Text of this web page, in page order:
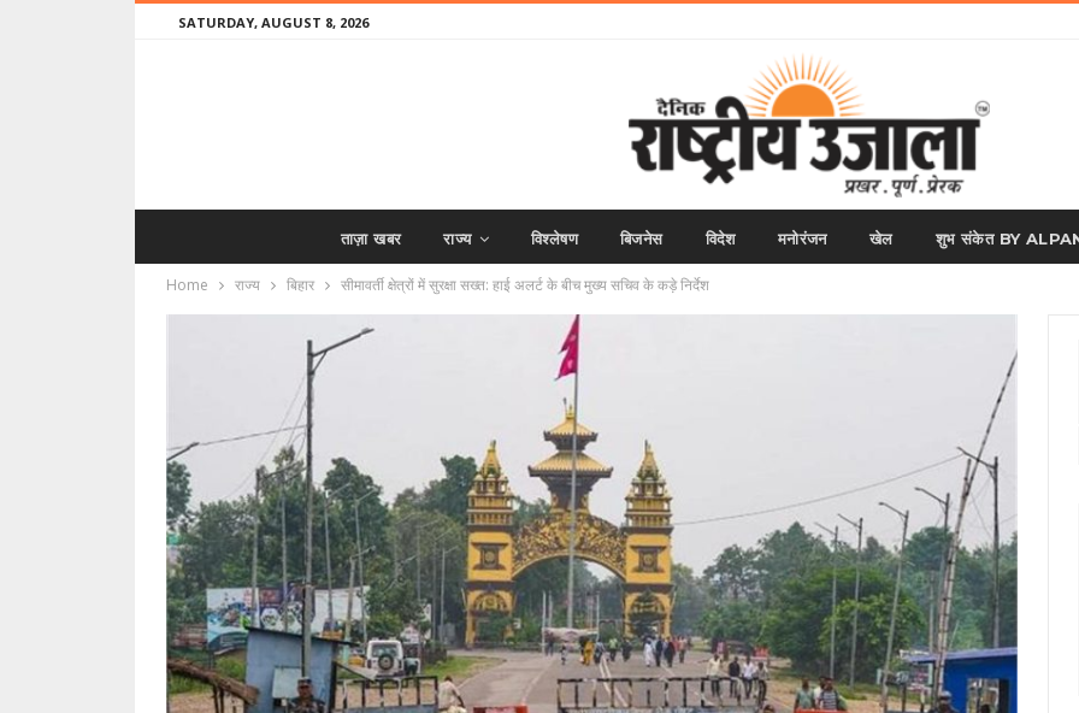
SATURDAY, AUGUST 8, 2026
ताज़ा खबर राज्य विश्लेषण बिजनेस विदेश मनोरंजन खेल शुभ संकेत BY
Home राज्य बिहार सीमावर्ती क्षेत्रों में सुरक्षा सख्त: हाई अलर्ट के बीच मुख्य सचिव के कड़े निर्देश